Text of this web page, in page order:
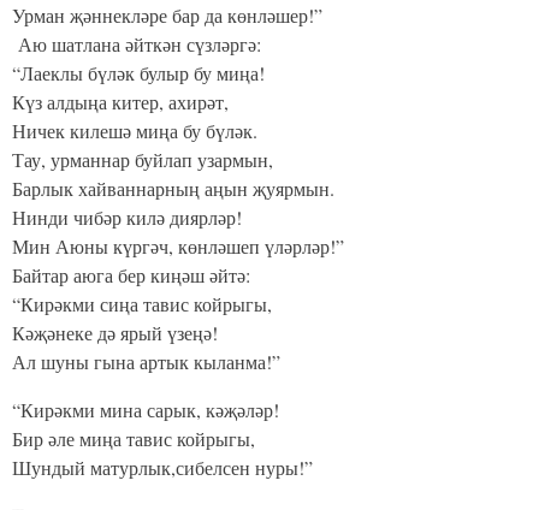
Урман җәннекләре бар да көнләшер!”
Аю шатлана әйткән сүзләргә:
“Лаеклы бүләк булыр бу миңа!
Күз алдыңа китер, ахирәт,
Ничек килешә миңа бу бүләк.
Тау, урманнар буйлап узармын,
Барлык хайваннарның аңын җуярмын.
Нинди чибәр килә диярләр!
Мин Аюны күргәч, көнләшеп үләрләр!”
Байтар аюга бер киңәш әйтә:
“Кирәкми сиңа тавис койрыгы,
Кәҗәнеке дә ярый үзеңә!
Ал шуны гына артык кыланма!”
“Кирәкми мина сарык, кәҗәләр!
Бир әле миңа тавис койрыгы,
Шундый матурлык,сибелсен нуры!”